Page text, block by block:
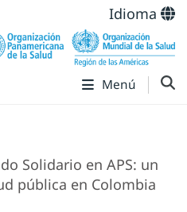
Idioma
Menú
Solidario en APS: un
pública en Colombia